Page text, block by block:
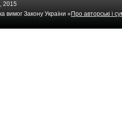
2015
вимог Закону України « Про авторські і